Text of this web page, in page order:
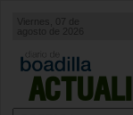
agosto de 2026